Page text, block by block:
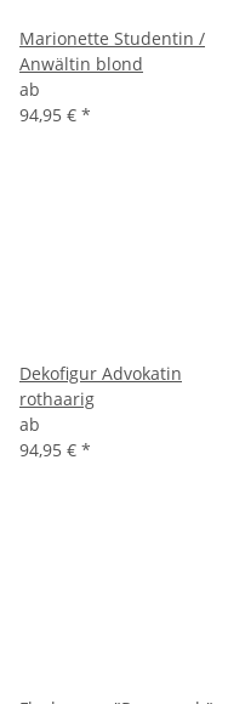
Marionette Studentin /
Anwältin blond
ab
94,95 € *
Dekofigur Advokatin
rothaarig
ab
94,95 € *